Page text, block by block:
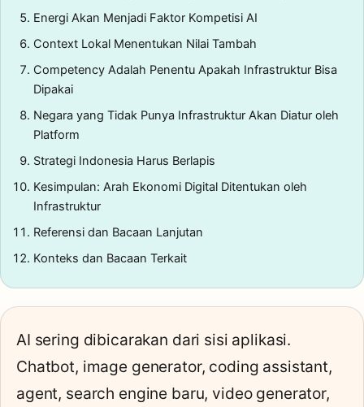
Energi Akan Menjadi Faktor Kompetisi AI
Context Lokal Menentukan Nilai Tambah
Competency Adalah Penentu Apakah Infrastruktur Bisa
Dipakai
Negara yang Tidak Punya Infrastruktur Akan Diatur oleh
Platform
Strategi Indonesia Harus Berlapis
Kesimpulan: Arah Ekonomi Digital Ditentukan oleh
Infrastruktur
Referensi dan Bacaan Lanjutan
Konteks dan Bacaan Terkait
AI sering dibicarakan dari sisi aplikasi.
Chatbot, image generator, coding assistant,
agent, search engine baru, video generator,